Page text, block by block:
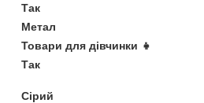
Так
Метал
Товари для дівчинки 👧
Так
Сірий